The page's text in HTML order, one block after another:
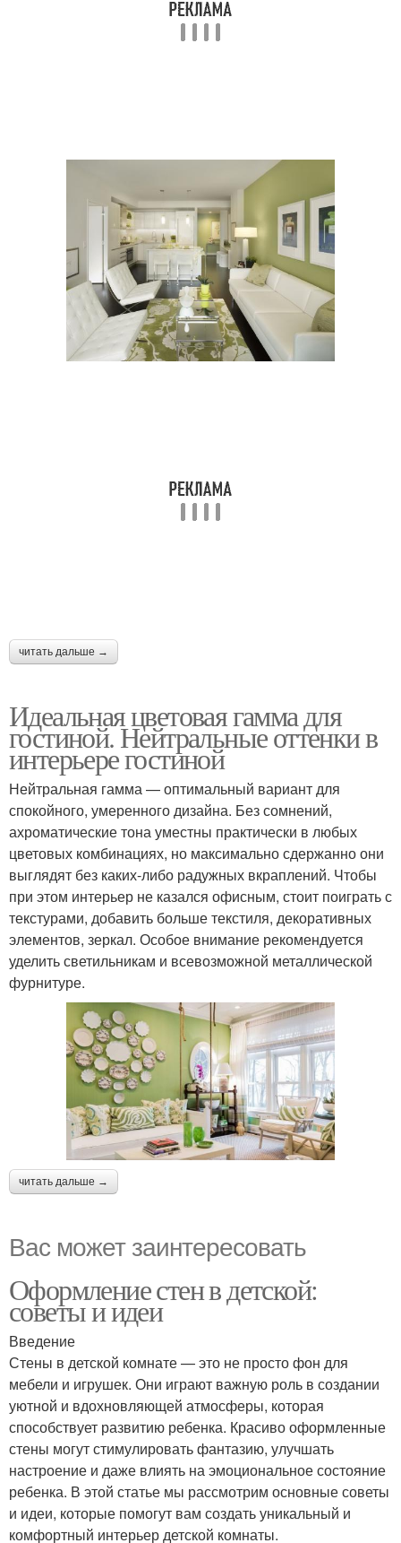
читать дальше →
Идеальная цветовая гамма для
гостиной. Нейтральные оттенки в
интерьере гостиной
Нейтральная гамма — оптимальный вариант для
спокойного, умеренного дизайна. Без сомнений,
ахроматические тона уместны практически в любых
цветовых комбинациях, но максимально сдержанно они
выглядят без каких-либо радужных вкраплений. Чтобы
при этом интерьер не казался офисным, стоит поиграть с
текстурами, добавить больше текстиля, декоративных
элементов, зеркал. Особое внимание рекомендуется
уделить светильникам и всевозможной металлической
фурнитуре.
читать дальше →
Вас может заинтересовать
Оформление стен в детской:
советы и идеи
Введение
Стены в детской комнате — это не просто фон для
мебели и игрушек. Они играют важную роль в создании
уютной и вдохновляющей атмосферы, которая
способствует развитию ребенка. Красиво оформленные
стены могут стимулировать фантазию, улучшать
настроение и даже влиять на эмоциональное состояние
ребенка. В этой статье мы рассмотрим основные советы
и идеи, которые помогут вам создать уникальный и
комфортный интерьер детской комнаты.